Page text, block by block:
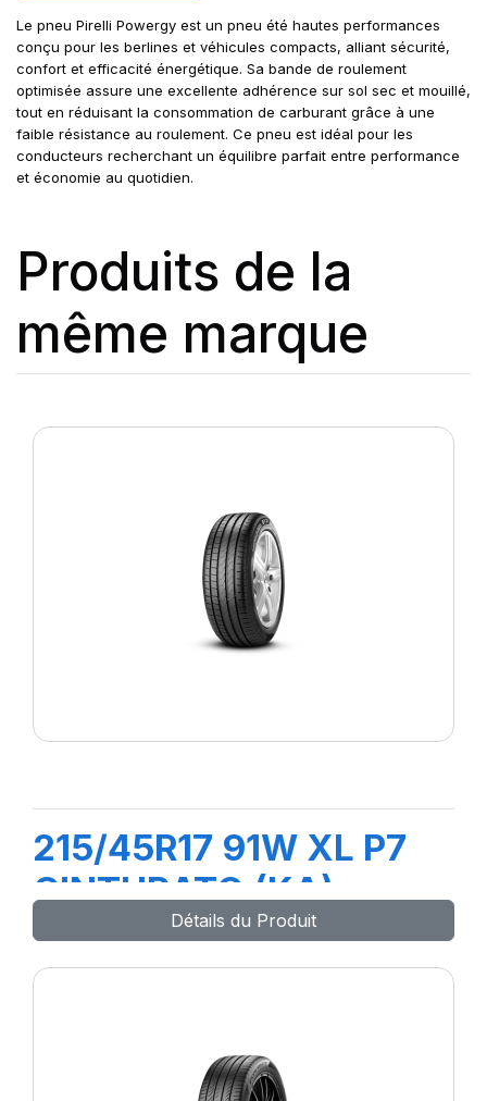
Le pneu Pirelli Powergy est un pneu été hautes performances
conçu pour les berlines et véhicules compacts, alliant sécurité,
confort et efficacité énergétique. Sa bande de roulement
optimisée assure une excellente adhérence sur sol sec et mouillé,
tout en réduisant la consommation de carburant grâce à une
faible résistance au roulement. Ce pneu est idéal pour les
conducteurs recherchant un équilibre parfait entre performance
et économie au quotidien.
Produits de la
même marque
215/45R17 91W XL P7
CINTURATO (KA)
Détails du Produit